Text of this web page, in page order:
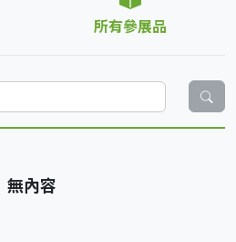
所有參展品
無內容